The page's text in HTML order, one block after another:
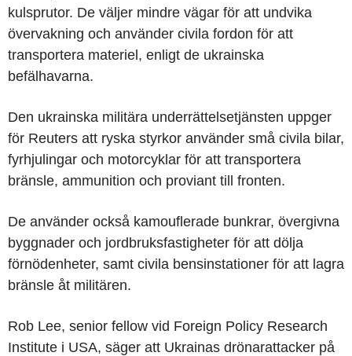
kulsprutor. De väljer mindre vägar för att undvika
övervakning och använder civila fordon för att
transportera materiel, enligt de ukrainska
befälhavarna.
Den ukrainska militära underrättelsetjänsten uppger
för Reuters att ryska styrkor använder små civila bilar,
fyrhjulingar och motorcyklar för att transportera
bränsle, ammunition och proviant till fronten.
De använder också kamouflerade bunkrar, övergivna
byggnader och jordbruksfastigheter för att dölja
förnödenheter, samt civila bensinstationer för att lagra
bränsle åt militären.
Rob Lee, senior fellow vid Foreign Policy Research
Institute i USA, säger att Ukrainas drönarattacker på